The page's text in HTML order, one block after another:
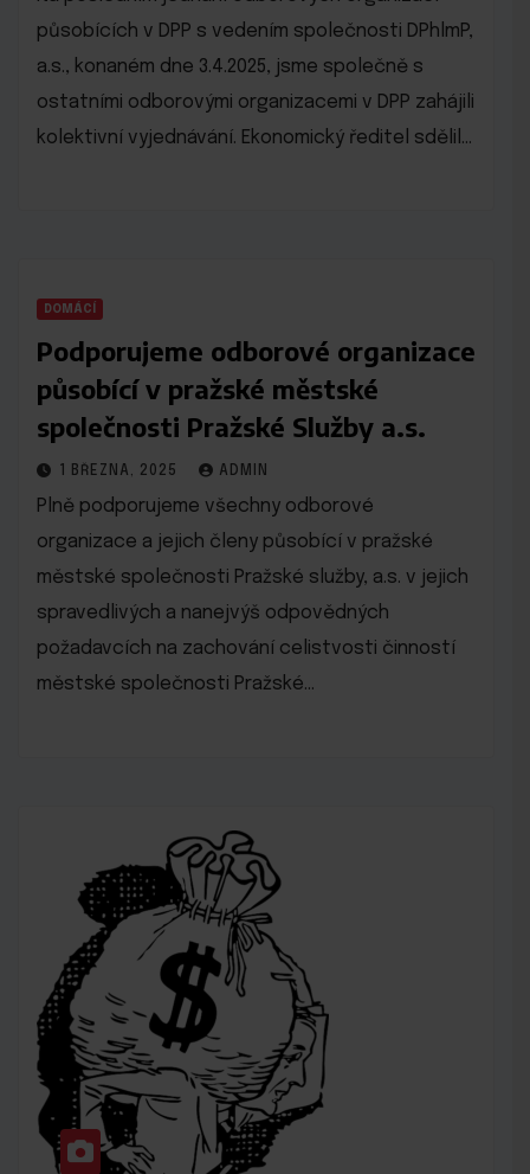
působících v DPP s vedením společnosti DPhlmP,
a.s., konaném dne 3.4.2025, jsme společně s
ostatními odborovými organizacemi v DPP zahájili
kolektivní vyjednávání. Ekonomický ředitel sdělil…
DOMÁCÍ
Podporujeme odborové organizace
působící v pražské městské
společnosti Pražské Služby a.s.
1 BŘEZNA, 2025 ADMIN
Plně podporujeme všechny odborové
organizace a jejich členy působící v pražské
městské společnosti Pražské služby, a.s. v jejich
spravedlivých a nanejvýš odpovědných
požadavcích na zachování celistvosti činností
městské společnosti Pražské…